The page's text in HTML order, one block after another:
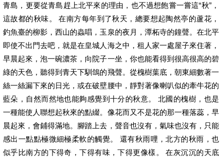
青島，更要從青島趕上北平來的理由，也不過想飽嘗一嘗這“秋”，
這故都的秋味。 在南方每年到了秋天，總要想起陶然亭的蘆花，
釣魚臺的柳影，西山的蟲唱，玉泉的夜月，潭柘寺的鐘聲。在北平
即使不出門去吧，就是在皇城人海之中，租人家一處屋子來住著，
早晨起來，泡一碗濃茶，向院子一坐，你也能看得到很高很高的碧
綠的天色，聽得到青天下馴鴿的飛聲。從槐樹葉底，朝東細數著一
絲一絲漏下來的日光，或在破壁腰中，靜對著像喇叭似的牽牛花的
藍朵，自然而然地也能夠感覺到十分的秋意。 北國的槐樹，也是
一種能使人聯想起秋來的點綴。像花而又不是花的那一種落蕊，早
晨起來，會鋪得滿地。腳踏上去，聲音也沒有，氣味也沒有，只能
感出一點點極微細極柔軟的觸覺。 還有秋雨哩，北方的秋雨，也
似乎比南方的下得奇，下得有味，下得更像樣。 在灰沉沉的天底